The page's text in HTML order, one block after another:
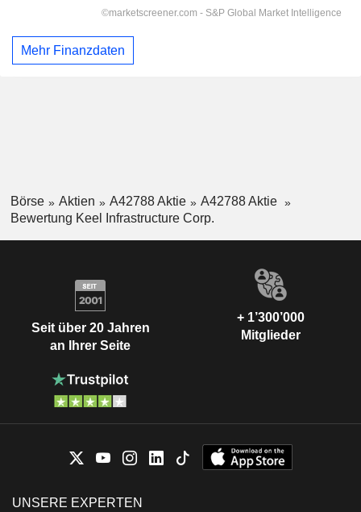
Mehr Finanzdaten
Börse Aktien A42788 Aktie
A42788 Aktie
Bewertung Keel Infrastructure Corp.
Seit über 20 Jahren
an Ihrer Seite
+ 1’300’000
Mitglieder
UNSERE EXPERTEN